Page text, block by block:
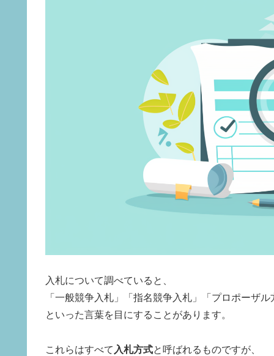
入札について調べていると、
「一般競争入札」「指名競争入札」「プロポーザル
といった言葉を目にすることがあります。
これらはすべて 入札方式と呼ばれるものですが、